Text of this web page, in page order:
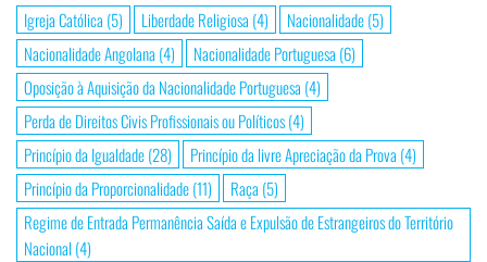
Igreja Católica (5) Liberdade Religiosa (4) Nacionalidade(5)
Nacionalidade Angolana (4) Nacionalidade Portuguesa (6)
Oposição à Aquisição da Nacionalidade Portuguesa (4)
Perda de Direitos Civis Profissionais ou Políticos(4)
Princípio da Igualdade(28) Princípio da livre Apreciação da Prova (4)
Princípio da Proporcionalidade(11) Raça (5)
Regime de Entrada Permanência Saída e Expulsão de Estrangeiros do Território
Nacional (4)